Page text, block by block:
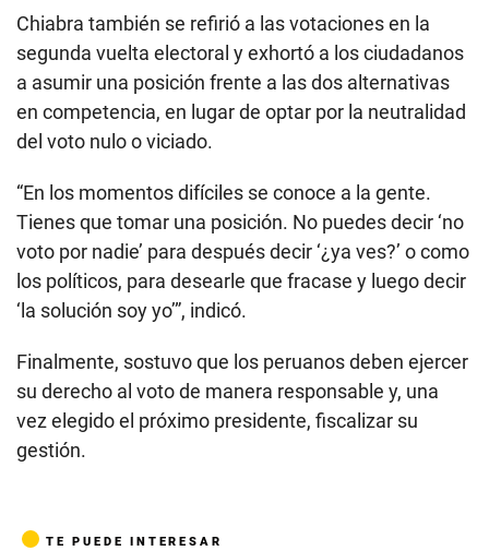
Chiabra también se refirió a las votaciones en la
segunda vuelta electoral y exhortó a los ciudadanos
a asumir una posición frente a las dos alternativas
en competencia, en lugar de optar por la neutralidad
del voto nulo o viciado.
“En los momentos difíciles se conoce a la gente.
Tienes que tomar una posición. No puedes decir ‘no
voto por nadie’ para después decir ‘¿ya ves?’ o como
los políticos, para desearle que fracase y luego decir
‘la solución soy yo’”, indicó.
Finalmente, sostuvo que los peruanos deben ejercer
su derecho al voto de manera responsable y, una
vez elegido el próximo presidente, fiscalizar su
gestión.
TE PUEDE INTERESAR